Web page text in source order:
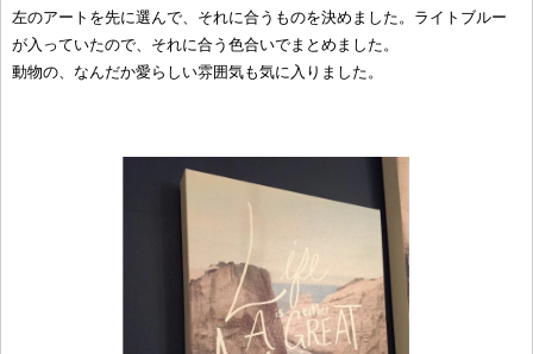
左のアートを先に選んで、それに合うものを決めました。ライトブルー
が入っていたので、それに合う色合いでまとめました。
動物の、なんだか愛らしい雰囲気も気に入りました。